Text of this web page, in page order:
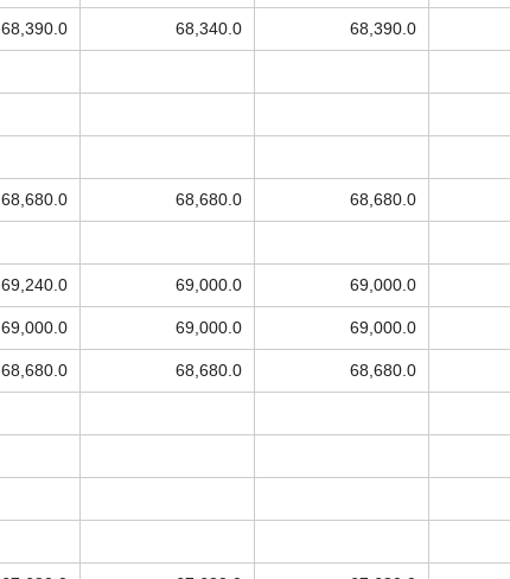
68,390.0 68,340.0 68,390.0
68,680.0 68,680.0 68,680.0
69,240.0 69,000.0 69,000.0
69,000.0 69,000.0 69,000.0
68,680.0 68,680.0 68,680.0